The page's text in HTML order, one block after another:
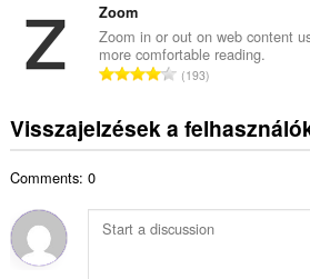
á
m
a
l
é
s
z
á
:
t
é
k
l
é
z
z
e
s
r
t
e
l
Zoom
Zoom in or out on web content
more comfortable reading.
Ö
z
é
r
193
Visszajelzések a
Comments: 0